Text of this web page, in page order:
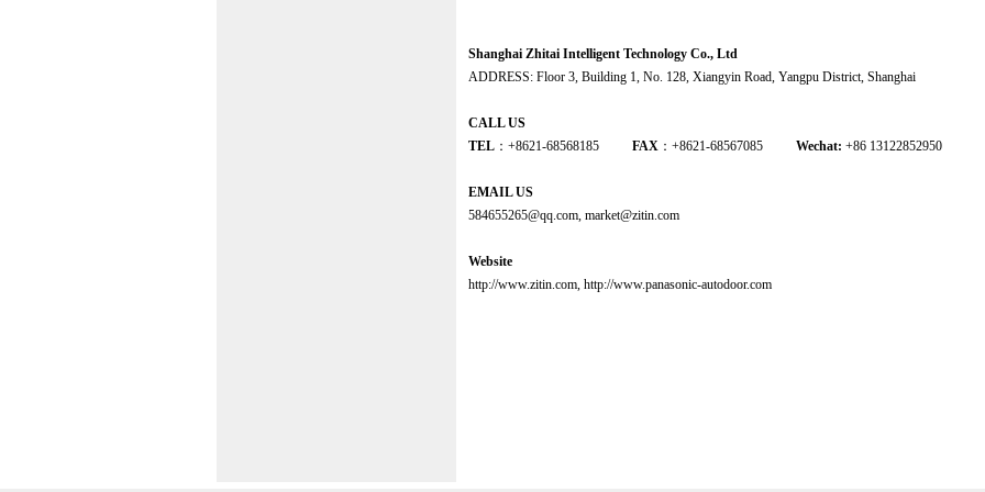
Shanghai Zhitai Intelligent Technology Co., Ltd
ADDRESS: Floor 3, Building 1, No. 128, Xiangyin Road, Yangpu District, Shanghai
CALL US
TEL ：+8621-68568185 FAX ：+8621-68567085 Wechat: +86 13122852950
EMAIL US
584655265@qq.com, market@zitin.com
Website
http://www.zitin.com, http://www.panasonic-autodoor.com